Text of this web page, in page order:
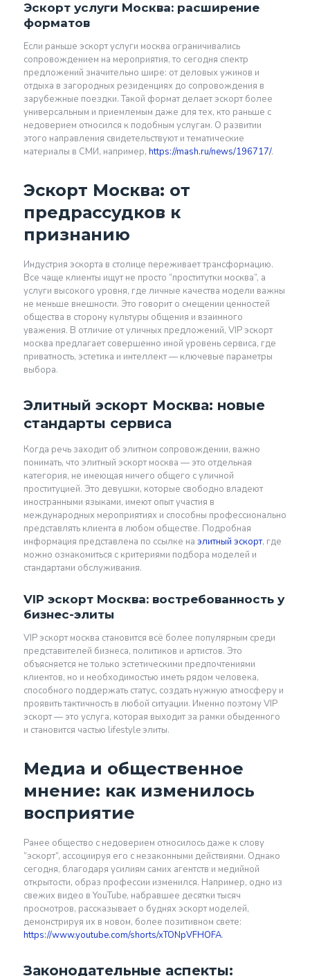
Эскорт услуги Москва: расширение
форматов
Если раньше эскорт услуги москва ограничивались
сопровождением на мероприятия, то сегодня спектр
предложений значительно шире: от деловых ужинов и
отдыха в загородных резиденциях до сопровождения в
зарубежные поездки. Такой формат делает эскорт более
универсальным и приемлемым даже для тех, кто раньше с
недоверием относился к подобным услугам. О развитии
этого направления свидетельствуют и тематические
материалы в СМИ, например, https://mash.ru/news/196717/.
Эскорт Москва: от
предрассудков к
признанию
Индустрия эскорта в столице переживает трансформацию.
Все чаще клиенты ищут не просто “проститутки москва”, а
услуги высокого уровня, где личные качества модели важны
не меньше внешности. Это говорит о смещении ценностей
общества в сторону культуры общения и взаимного
уважения. В отличие от уличных предложений, VIP эскорт
москва предлагает совершенно иной уровень сервиса, где
приватность, эстетика и интеллект — ключевые параметры
выбора.
Элитный эскорт Москва: новые
стандарты сервиса
Когда речь заходит об элитном сопровождении, важно
понимать, что элитный эскорт москва — это отдельная
категория, не имеющая ничего общего с уличной
проституцией. Это девушки, которые свободно владеют
иностранными языками, имеют опыт участия в
международных мероприятиях и способны профессионально
представлять клиента в любом обществе. Подробная
информация представлена по ссылке на элитный эскорт, где
можно ознакомиться с критериями подбора моделей и
стандартами обслуживания.
VIP эскорт Москва: востребованность у
бизнес-элиты
VIP эскорт москва становится всё более популярным среди
представителей бизнеса, политиков и артистов. Это
объясняется не только эстетическими предпочтениями
клиентов, но и необходимостью иметь рядом человека,
способного поддержать статус, создать нужную атмосферу и
проявить тактичность в любой ситуации. Именно поэтому VIP
эскорт — это услуга, которая выходит за рамки обыденного
и становится частью lifestyle элиты.
Медиа и общественное
мнение: как изменилось
восприятие
Ранее общество с недоверием относилось даже к слову
“эскорт”, ассоциируя его с незаконными действиями. Однако
сегодня, благодаря усилиям самих агентств и медийной
открытости, образ профессии изменился. Например, одно из
свежих видео в YouTube, набравшее десятки тысяч
просмотров, рассказывает о буднях эскорт моделей,
демонстрируя их в новом, более позитивном свете:
https://www.youtube.com/shorts/xTONpVFHOFA.
Законодательные аспекты: